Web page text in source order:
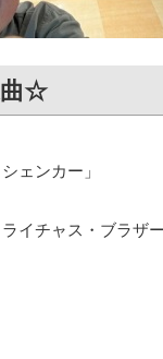
曲☆
ェンカー」
イチャス・ブラザ